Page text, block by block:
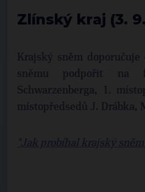
Zlínský kraj (3. 9.
Krajský sněm
sněmu podpořit na
Schwarzenberga, 1.
místopředsedů J. Drábka,